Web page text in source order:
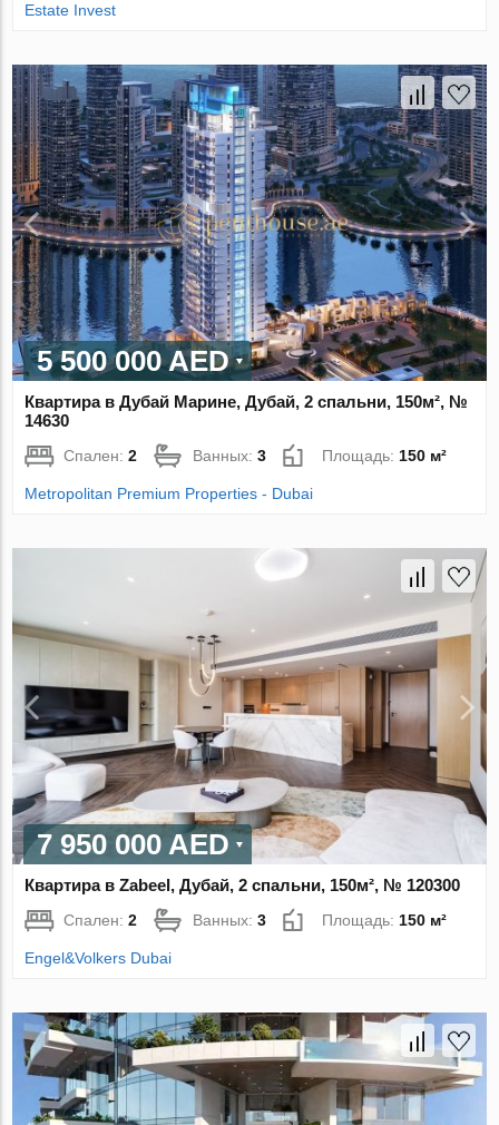
Estate Invest
5 500 000 AED
Квартира в Дубай Марине, Дубай, 2 спальни, 150м², №
14630
Спален:2 Ванных:3 Площадь: 150 м²
Metropolitan Premium Properties - Dubai
7 950 000 AED
Квартира в Zabeel, Дубай, 2 спальни, 150м², № 120300
Спален:2 Ванных:3 Площадь: 150 м²
Engel&Volkers Dubai